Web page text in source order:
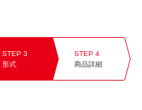
形式 商品詳細